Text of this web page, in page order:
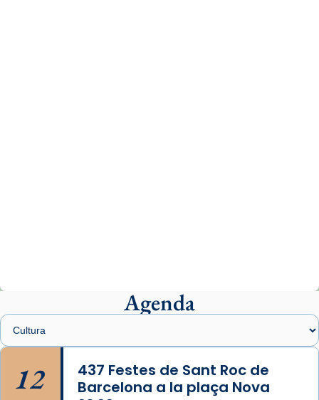
Arquebisbat de Barcelona
2 weeks ago
Memòria de les santes Juliana i
Semproniana, verges i màrtirs.
Acompanyant la història de sant Cugat, a
Agenda
12
437 Festes de Sant Roc de
Barcelona a la plaça Nova